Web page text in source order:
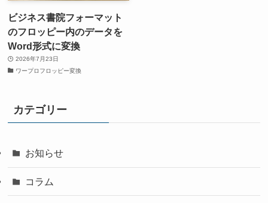
ビジネス書院フォーマット
のフロッピー内のデータを
Word形式に変換
2026年7月23日
ワープロフロッピー変換
カテゴリー
お知らせ
コラム